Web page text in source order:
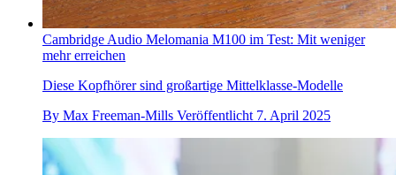
Cambridge Audio Melomania M100 im Test: Mit weniger
mehr erreichen
Diese Kopfhörer sind großartige Mittelklasse-Modelle
By Max Freeman-Mills Veröffentlicht 7. April 2025